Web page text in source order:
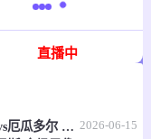
直播中
06月15日 世界杯小组赛E组第1轮 科特迪瓦vs厄瓜多尔 全场录像 2026-06-15